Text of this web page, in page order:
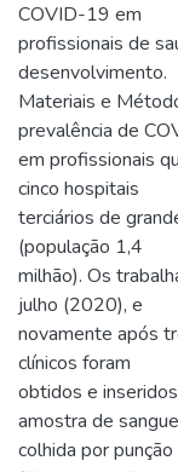
COVID-19 em
profissionais de
desenvolvimento.
Materiais e
prevalência de
em profissionais
cinco hospitais
terciários de
(população 1,4
milhão). Os
julho (2020), e
novamente após
clínicos foram
obtidos e
amostra de
colhida por